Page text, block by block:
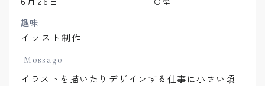
趣味
イラスト制作
Message
イラストを描いたりデザインする仕事に小さい頃